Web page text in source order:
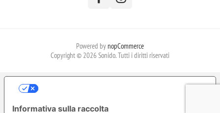
Powered by nopCommerce
Copyright © 2026 Sonido. Tutti i diritti riservati
Informativa sulla raccolta
LE TUE PREFERENZE RELATIVE ALLA